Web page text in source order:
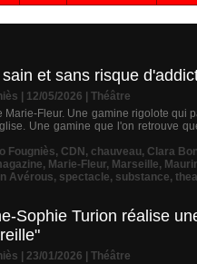
et sans risque
| 12/05/2026
Théâtre
Marie-Fleur. Une gamine rigolote qui
Une gamine que l'on retrouve
Fougniès, CDN , chauveau, Clara
, Marie-Fleur, Marseille,
Avérous, spectacle, substance,
Sophie Turion réalise
| 23/01/2026
Théâtre